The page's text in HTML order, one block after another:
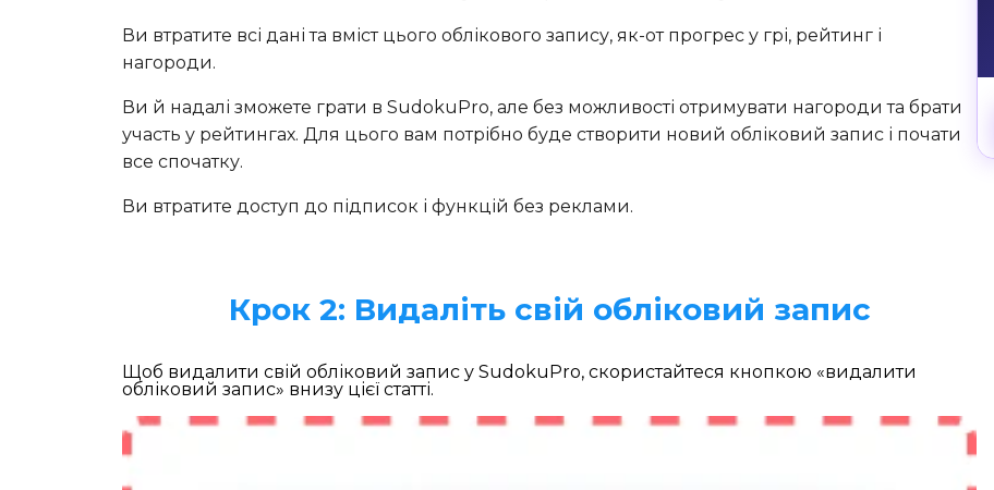
Ви втратите всі дані та вміст цього облікового запису, як-от прогрес у грі, рейтинг і
нагороди.
Ви й надалі зможете грати в SudokuPro, але без можливості отримувати нагороди та брати
участь у рейтингах. Для цього вам потрібно буде створити новий обліковий запис і почати
все спочатку.
Ви втратите доступ до підписок і функцій без реклами.
Крок 2: Видаліть свій обліковий запис
Щоб видалити свій обліковий запис у SudokuPro, скористайтеся кнопкою «видалити
обліковий запис» внизу цієї статті.